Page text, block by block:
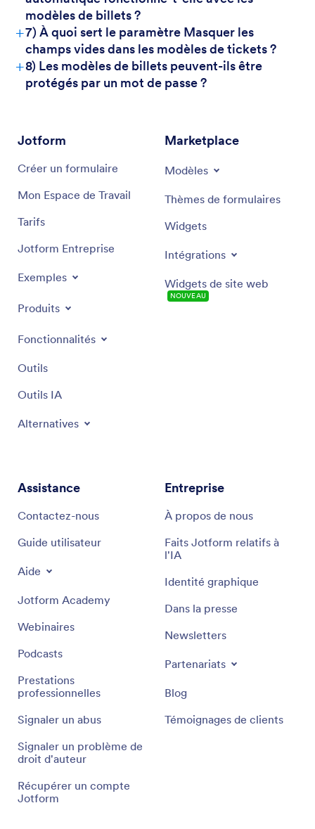
modèles de billets ?
+7) À quoi sert le paramètre Masquer les
champs vides dans les modèles de tickets ?
+8) Les modèles de billets peuvent-ils être
protégés par un mot de passe ?
Jotform
Créer un formulaire
Mon Espace de Travail
Tarifs
Jotform Entreprise
Exemples
Produits
Fonctionnalités
Outils
Outils IA
Alternatives
Marketplace
Modèles
Thèmes de formulaires
Widgets
Intégrations
Widgets de site web
NOUVEAU
Assistance
Contactez-nous
Guide utilisateur
Aide
Jotform Academy
Webinaires
Podcasts
Prestations
professionnelles
Signaler un abus
Signaler un problème de
droit d'auteur
Récupérer un compte
Jotform
Entreprise
À propos de nous
Faits Jotform relatifs à
l'IA
Identité graphique
Dans la presse
Newsletters
Partenariats
Blog
Témoignages de clients